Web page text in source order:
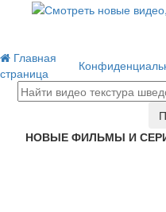
Главная
страница
НОВЫЕ ФИЛЬМЫ И